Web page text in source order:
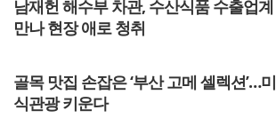
남재헌 해수부 차관, 수산식품 수출업계
만나 현장 애로 청취
골목 맛집 손잡은 ‘부산 고메 셀렉션’…미
식관광 키운다